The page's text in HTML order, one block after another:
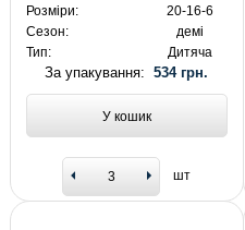
Розміри:
20-16-6
Сезон:
демі
Тип:
Дитяча
За упакування:534 грн.
У кошик
шт